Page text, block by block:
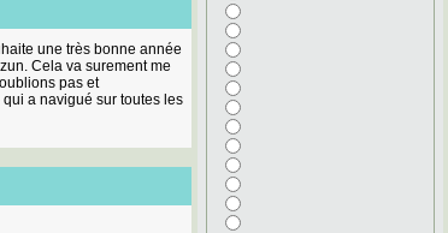
une très bonne année
Cela va surement me
pas et
a navigué sur toutes les